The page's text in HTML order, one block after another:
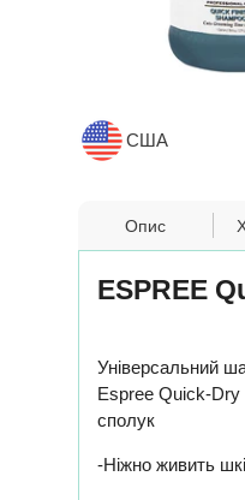
США
Опис
ESPREE
Універсальний
Espree Quick-Dry
сполук
-Ніжно живить